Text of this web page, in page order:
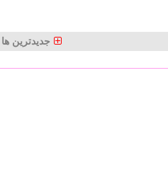
جدیدترین ها